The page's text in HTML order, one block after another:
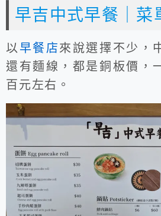
早吉中式早餐｜菜
以 早餐店來說選擇不少，
還有麵線，都是銅板價，
百元左右。